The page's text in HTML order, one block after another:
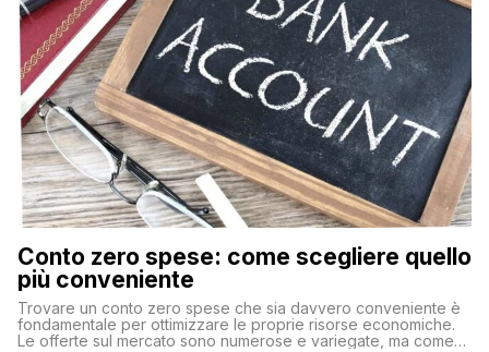
Conto zero spese: come scegliere quello
più conveniente
Trovare un conto zero spese che sia davvero conveniente è
fondamentale per ottimizzare le proprie risorse economiche.
Le offerte sul mercato sono numerose e variegate, ma come